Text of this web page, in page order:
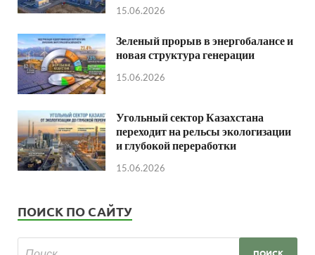
15.06.2026
Зеленый прорыв в энергобалансе и
новая структура генерации
15.06.2026
Угольный сектор Казахстана
переходит на рельсы экологизации
и глубокой переработки
15.06.2026
ПОИСК ПО САЙТУ